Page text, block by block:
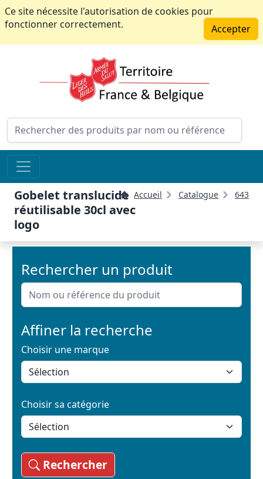
Ce site nécessite l'autorisation de cookies pour
fonctionner correctement.
Accepter
Gobelet translucide
réutilisable 30cl avec
logo
Accueil Catalogue 643
Rechercher un produit
Affiner la recherche
Choisir une marque
Choisir sa catégorie
Rechercher